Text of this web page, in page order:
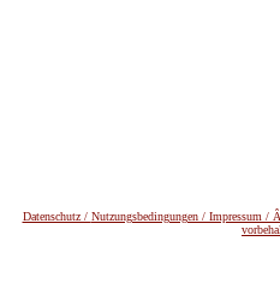
Datenschutz / Nutzungsbedingungen / Impressum /